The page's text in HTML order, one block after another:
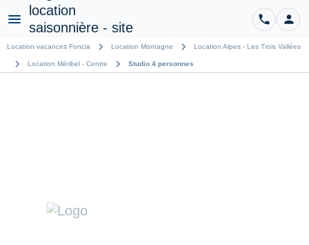
Menu phone person
Location vacances Foncia chevron_right Location Montagne chevron_right Location Alpes - Les Trois Vallées
chevron_right Location Méribel - Centre chevron_right Studio 4 personnes